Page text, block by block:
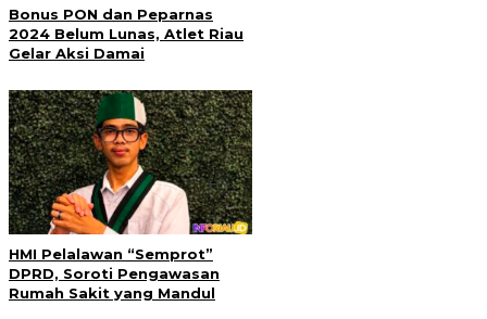
Bonus PON dan Peparnas
2024 Belum Lunas, Atlet Riau
Gelar Aksi Damai
HMI Pelalawan “Semprot”
DPRD, Soroti Pengawasan
Rumah Sakit yang Mandul